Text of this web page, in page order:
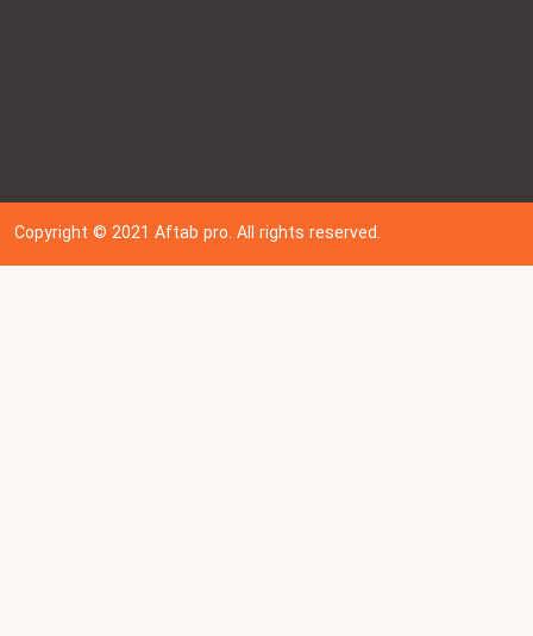
Copyright © 202 1Aftab pro. All rights reserved.